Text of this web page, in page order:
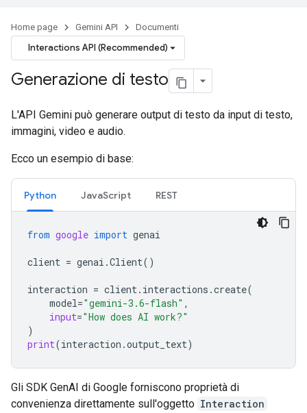
Home page Gemini API Documenti
Interactions API (Recommended)
Generazione di testo
L'API Gemini può generare output di testo da input di testo,
immagini, video e audio.
Ecco un esempio di base:
Python JavaScript REST
from google import genai
client = genai .Client()
interaction = client. interactions .create(
model="gemini-3.6-flash" ,
input="How does AI work?"
)
print(interaction .output_text)
Gli SDK GenAI di Google forniscono proprietà di
convenienza direttamente sull'oggetto Interaction